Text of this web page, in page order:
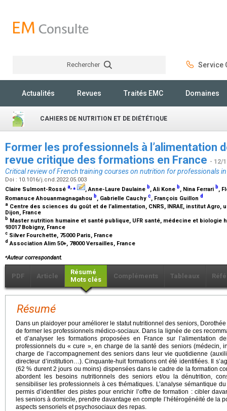
Rechercher Service
Actualités Revues Traités EMC Domaines
CAHIERS DE NUTRITION ET DE DIÉTÉTIQUE
Former les professionnels à l’alimentation
revue critique des formations en France - 12/
Critical review of French training courses on nutrition for professionals
Doi : 10.1016/j.cnd.2022.05.003
Claire Sulmont-Rossé a,⁎ , Anne-Laure Daulaine b, Ali Kone b, Nina Ferrari b,
Romanuce Ahouanmagnagahou b, Gabrielle Cauchy c, François Guillon d
a Centre des sciences du goût et de l’alimentation, CNRS, INRAE, institut Agro,
Dijon, France
b Master nutrition humaine et santé publique, UFR santé, médecine et biologie
93017 Bobigny, France
c Silver Fourchette, 75000 Paris, France
d Association Alim 50+, 78000 Versailles, France
⁎Auteur correspondant.
PDF Article
Résumé
Mots clés
Compléments Tableaux
Résumé
Dans un plaidoyer pour améliorer le statut nutritionnel des seniors,
de former les professionnels médico-sociaux. Dans la lignée de ces
et d’analyser les formations proposées en France sur l’alimentation
professionnels du « cure », en charge de la santé des seniors (médecin,
charge de l’accompagnement des seniors dans leur vie quotidienne
directeur d’institution…). Cinquante-huit formations ont été identifiées. Il
(62 % durent 2 jours ou moins) dispensées dans le cadre de la formation
abordent les besoins nutritionnels des seniors et/ou la dénutrition,
sensibiliser les professionnels à ces thématiques. L’analyse sémantique
permis d’identifier des pistes pour enrichir l’offre de formation : cibler
les seniors à domicile, prendre davantage en compte l’hétérogénéité de la
aspects sensoriels et psychosociaux des repas.